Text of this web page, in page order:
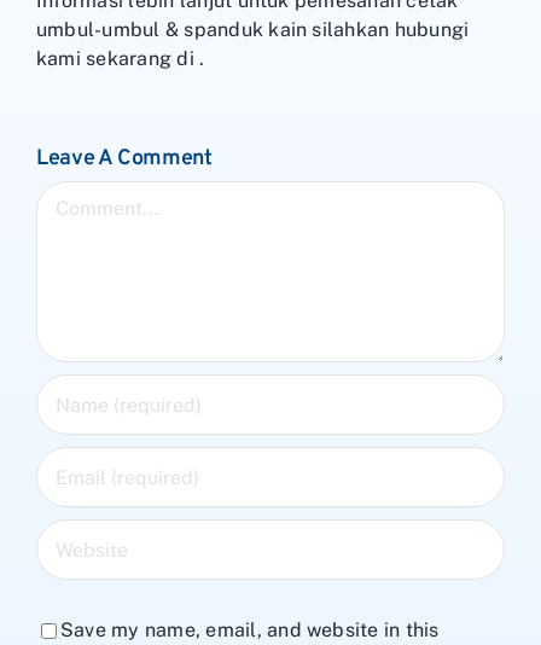
umbul-umbul & spanduk kain silahkan hubungi
kami sekarang di .
Leave A Comment
Comment
Save my name, email, and website in this